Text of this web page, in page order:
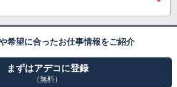
希望に合ったお仕事情報をご紹介
まずはアデコに登録
（無料）